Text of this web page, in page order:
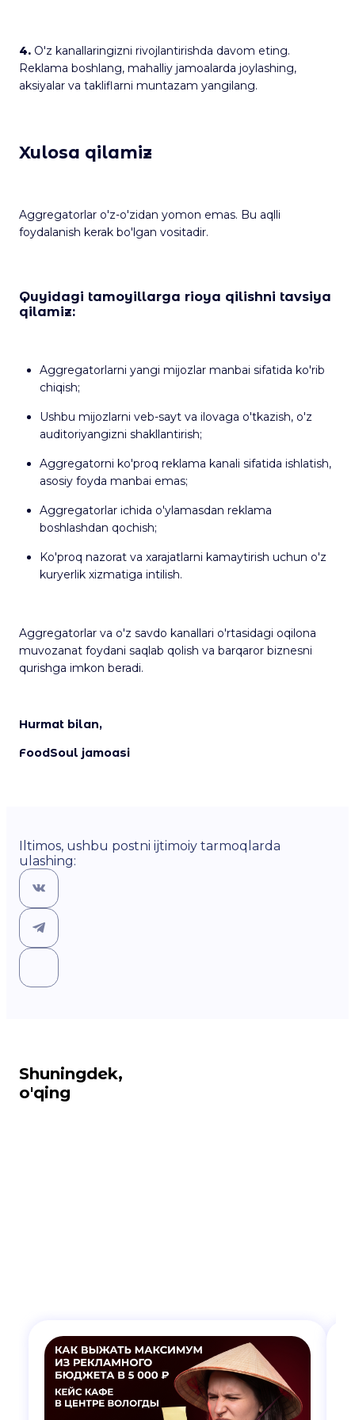
4. O'z kanallaringizni rivojlantirishda davom eting.
Reklama boshlang, mahalliy jamoalarda joylashing,
aksiyalar va takliflarni muntazam yangilang.
Xulosa qilamiz
Aggregatorlar o'z-o'zidan yomon emas. Bu aqlli
foydalanish kerak bo'lgan vositadir.
Quyidagi tamoyillarga rioya qilishni tavsiya
qilamiz:
Aggregatorlarni yangi mijozlar manbai sifatida ko'rib
chiqish;
Ushbu mijozlarni veb-sayt va ilovaga o'tkazish, o'z
auditoriyangizni shakllantirish;
Aggregatorni ko'proq reklama kanali sifatida ishlatish,
asosiy foyda manbai emas;
Aggregatorlar ichida o'ylamasdan reklama
boshlashdan qochish;
Ko'proq nazorat va xarajatlarni kamaytirish uchun o'z
kuryerlik xizmatiga intilish.
Aggregatorlar va o'z savdo kanallari o'rtasidagi oqilona
muvozanat foydani saqlab qolish va barqaror biznesni
qurishga imkon beradi.
Hurmat bilan,
FoodSoul jamoasi
Iltimos, ushbu postni ijtimoiy tarmoqlarda
ulashing:
Shuningdek,
o'qing